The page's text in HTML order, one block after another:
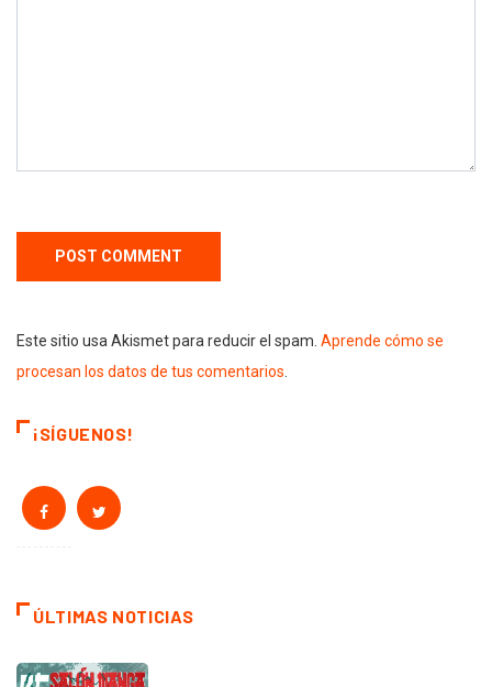
Este sitio usa Akismet para reducir el spam. Aprende cómo se
procesan los datos de tus comentarios
¡SÍGUENOS!
ÚLTIMAS NOTICIAS